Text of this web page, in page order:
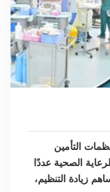
التأمين
الصحية عددًا
زيادة التنظيم،